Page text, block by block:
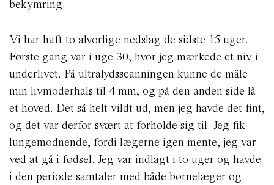
bekymring.
Vi har haft to alvorlige nedslag de sidste 15 uger.
Første gang var i uge 30, hvor jeg mærkede et niv i
underlivet. På ultralydsscanningen kunne de måle
min livmoderhals til 4 mm, og på den anden side lå
et hoved. Det så helt vildt ud, men jeg havde det fint,
og det var derfor svært at forholde sig til. Jeg fik
lungemodnende, fordi lægerne igen mente, jeg var
ved at gå i fødsel. Jeg var indlagt i to uger og havde
i den periode samtaler med både børnelæger og